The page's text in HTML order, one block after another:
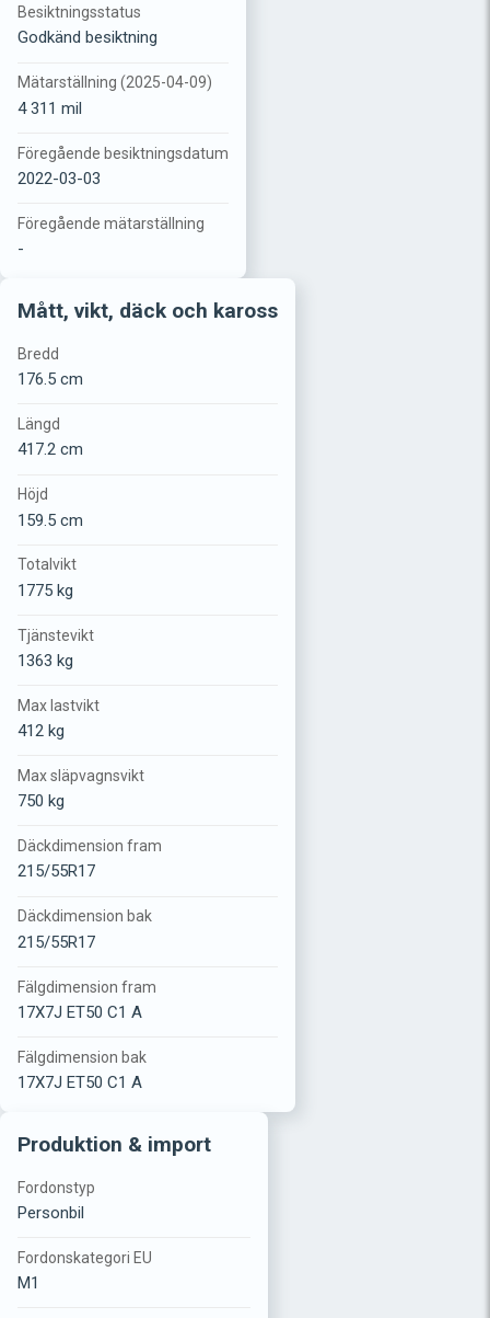
Besiktningsstatus
Godkänd besiktning
Mätarställning (2025-04-09)
4 311 mil
Föregående besiktningsdatum
2022-03-03
Föregående mätarställning
-
Mått, vikt, däck och kaross
Bredd
176.5 cm
Längd
417.2 cm
Höjd
159.5 cm
Totalvikt
1775 kg
Tjänstevikt
1363 kg
Max lastvikt
412 kg
Max släpvagnsvikt
750 kg
Däckdimension fram
215/55R17
Däckdimension bak
215/55R17
Fälgdimension fram
17X7J ET50 C1 A
Fälgdimension bak
17X7J ET50 C1 A
Produktion & import
Fordonstyp
Personbil
Fordonskategori EU
M1